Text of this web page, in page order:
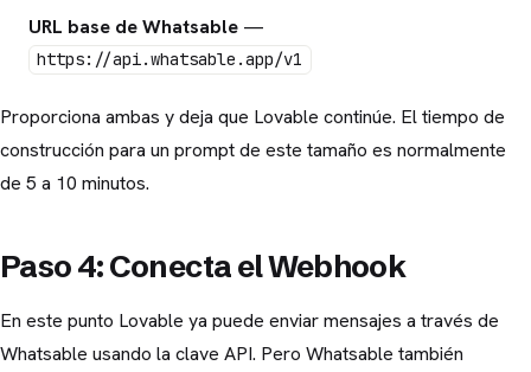
URL base de Whatsable —
https://api.whatsable.app/v1
Proporciona ambas y deja que Lovable continúe. El tiempo de
construcción para un prompt de este tamaño es normalmente
de 5 a 10 minutos.
Paso 4: Conecta el Webhook
En este punto Lovable ya puede enviar mensajes a través de
Whatsable usando la clave API. Pero Whatsable también